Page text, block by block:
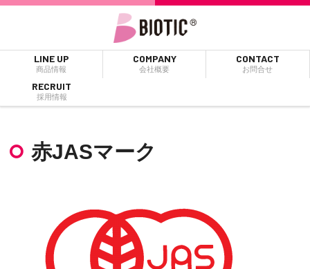
LINE UP
商品情報
COMPANY
会社概要
CONTACT
お問合せ
RECRUIT
採用情報
赤JASマーク